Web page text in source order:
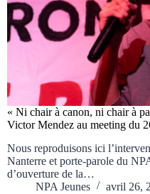
« Ni chair à canon, ni chair à
Victor Mendez au meeting du
Nous reproduisons ici
Nanterre et porte-parole du
d’ouverture de la…
NPA Jeunes
avril 26,